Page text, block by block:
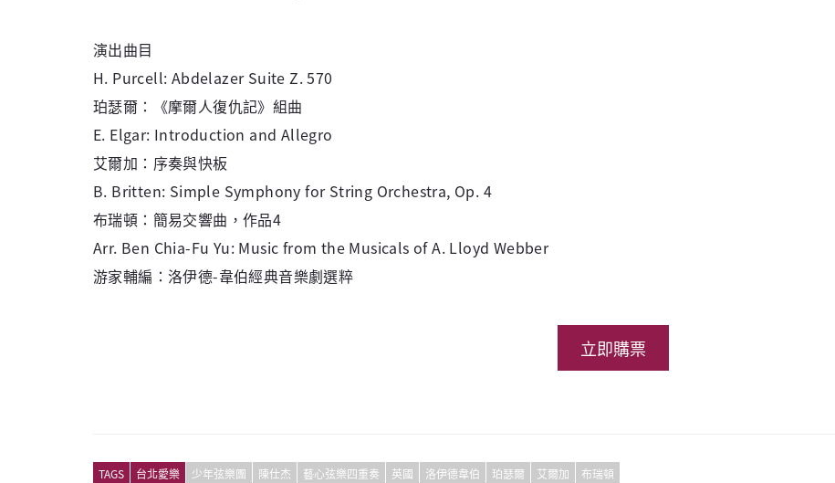
演出曲目
H. Purcell: Abdelazer Suite Z. 570
珀瑟爾：《摩爾人復仇記》組曲
E. Elgar: Introduction and Allegro
艾爾加：序奏與快板
B. Britten: Simple Symphony for String Orchestra, Op. 4
布瑞頓：簡易交響曲，作品4
Arr. Ben Chia-Fu Yu: Music from the Musicals of A. Lloyd Webber
游家輔編：洛伊德-韋伯經典音樂劇選粹
立即購票
TAGS 台北愛樂 少年弦樂團 陳仕杰 藝心弦樂四重奏 英國 洛伊德韋伯 珀瑟爾 艾爾加 布瑞頓